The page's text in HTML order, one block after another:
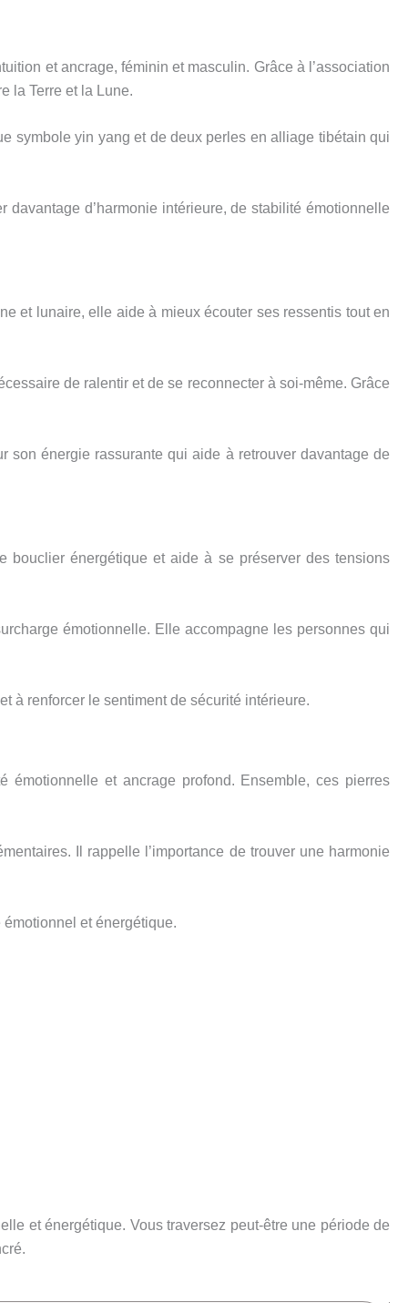
et ancrage, féminin et masculin. Grâce à l’association
la Terre et la Lune.
symbole yin yang et de deux perles en alliage tibétain qui
d’harmonie intérieure, de stabilité émotionnelle
et lunaire, elle aide à mieux écouter ses ressentis tout en
de ralentir et de se reconnecter à soi-même. Grâce
son énergie rassurante qui aide à retrouver davantage de
bouclier énergétique et aide à se préserver des tensions
émotionnelle. Elle accompagne les personnes qui
à renforcer le sentiment de sécurité intérieure.
émotionnelle et ancrage profond. Ensemble, ces pierres
Il rappelle l’importance de trouver une harmonie
et énergétique.
et énergétique. Vous traversez peut-être une période de